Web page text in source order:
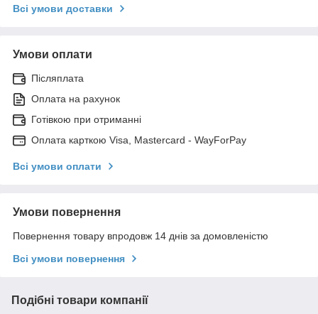
Всі умови доставки
Умови оплати
Післяплата
Оплата на рахунок
Готівкою при отриманні
Оплата карткою Visa, Mastercard - WayForPay
Всі умови оплати
Умови повернення
Повернення товару впродовж 14 днів за домовленістю
Всі умови повернення
Подібні товари компанії